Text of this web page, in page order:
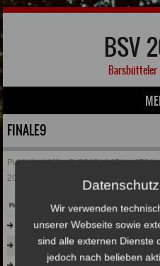
BSV
Barsbütteler
Skip to content
FINALE9
PublishedMärz 3, 2019at451 × 170in
2018/2019 !
Wir verwenden
unserer Webseite sowie
sind alle externen Dienste
jedoch nach belieben